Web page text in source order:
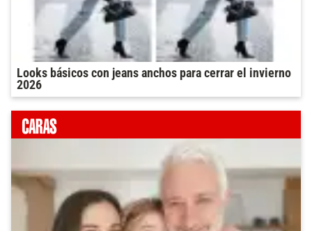
Looks básicos con jeans anchos para cerrar el invierno
2026